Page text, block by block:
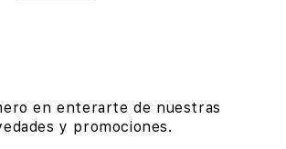
en enterarte de nuestras
y promociones.